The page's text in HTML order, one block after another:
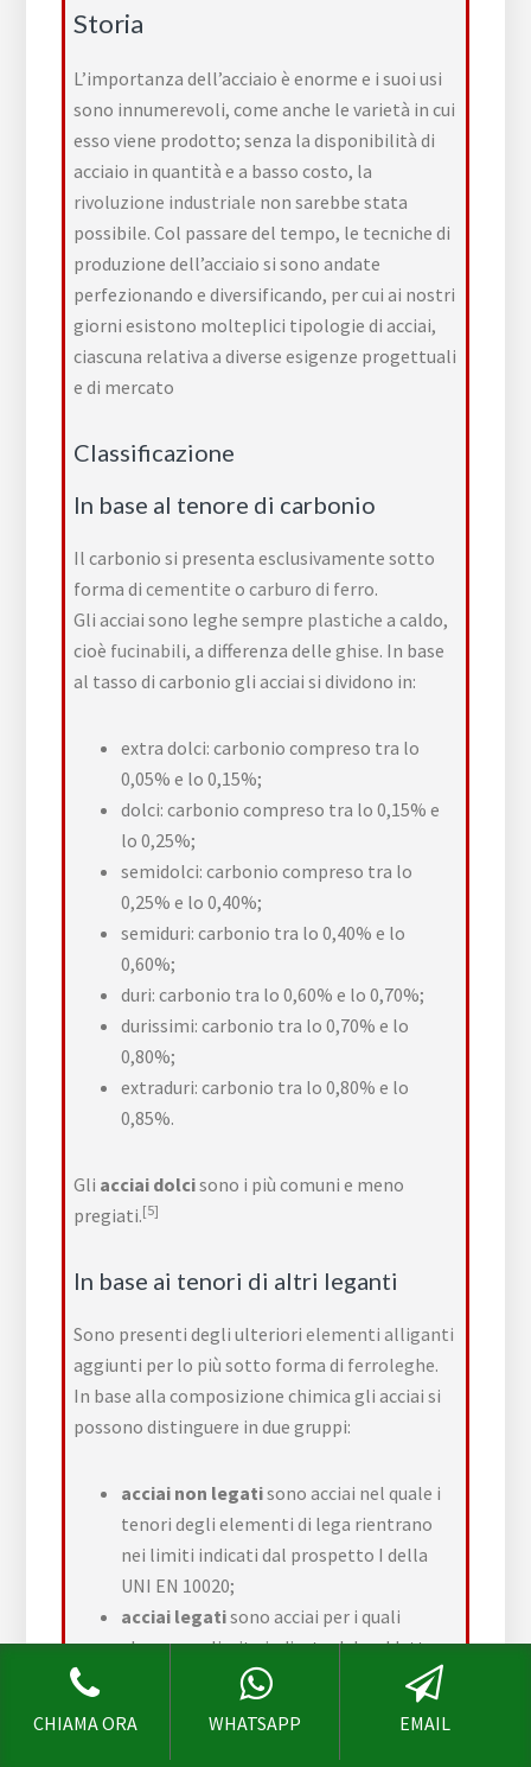
Storia
L’importanza dell’acciaio è enorme e i suoi usi
sono innumerevoli, come anche le varietà in cui
esso viene prodotto; senza la disponibilità di
acciaio in quantità e a basso costo, la
rivoluzione industriale non sarebbe stata
possibile. Col passare del tempo, le tecniche di
produzione dell’acciaio si sono andate
perfezionando e diversificando, per cui ai nostri
giorni esistono molteplici tipologie di acciai,
ciascuna relativa a diverse esigenze progettuali
e di mercato
Classificazione
In base al tenore di carbonio
Il carbonio si presenta esclusivamente sotto
forma dicementite ocarburo di ferro.
Gli acciai sono leghe sempre plastiche a caldo,
cioè fucinabili, a differenza delleghise. In base
al tasso di carbonio gli acciai si dividono in:
extra dolci: carbonio compreso tra lo
0,05% e lo 0,15%;
dolci: carbonio compreso tra lo 0,15% e
lo 0,25%;
semidolci: carbonio compreso tra lo
0,25% e lo 0,40%;
semiduri: carbonio tra lo 0,40% e lo
0,60%;
duri: carbonio tra lo 0,60% e lo 0,70%;
durissimi: carbonio tra lo 0,70% e lo
0,80%;
extraduri: carbonio tra lo 0,80% e lo
0,85%.
Gli acciai dolcisono i più comuni e meno
pregiati.[5]
In base ai tenori di altri leganti
Sono presenti degli ulteriorielementi alliganti
aggiunti per lo più sotto forma di ferroleghe.
In base alla composizione chimica gli acciai si
possono distinguere in due gruppi:
acciai non legatisono acciai nel quale i
tenori degli elementi di lega rientrano
nei limiti indicati dal prospetto I della
UNI EN 10020;
acciai legatisono acciai per i quali
almeno un limite indicato del suddetto
prospetto I viene superato.
CHIAMA ORA WHATSAPP EMAIL